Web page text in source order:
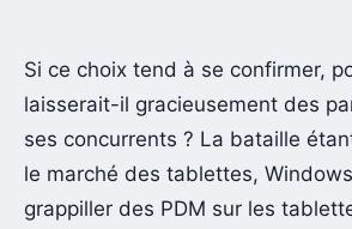
Si ce choix tend à se confirmer,
laisserait-il gracieusement des
ses concurrents ? La bataille
le marché des tablettes,
grappiller des PDM sur les